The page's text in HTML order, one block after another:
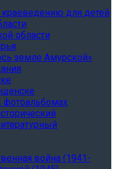
для детей
области
земле Амурской»
фотоальбомах
война (1941-